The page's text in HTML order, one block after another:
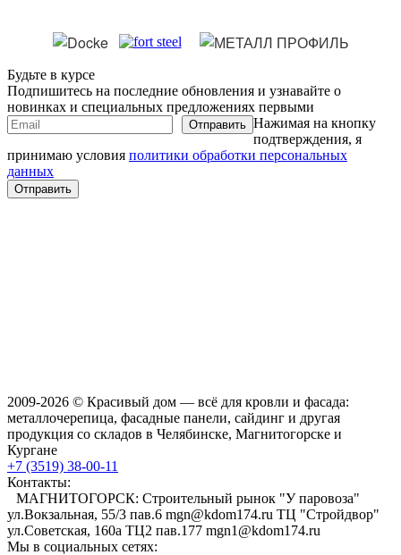
Будьте в курсе
Подпишитесь на последние обновления и узнавайте о
новинках и специальных предложениях первыми
Нажимая на кнопку
подтверждения, я
принимаю условия политики обработки персональных
данных
2009-2026 © Красивый дом — всё для кровли и фасада:
металлочерепица, фасадные панели, сайдинг и другая
продукция со складов в Челябинске, Магнитогорске и
Кургане
+7 (3519) 38-00-11
Контакты:
МАГНИТОГОРСК: Строительный рынок "У паровоза"
ул.Вокзальная, 55/3 пав.6 mgn@kdom174.ru ТЦ "Стройдвор"
ул.Советская, 160а ТЦ2 пав.177 mgn1@kdom174.ru
Мы в социальных сетях: